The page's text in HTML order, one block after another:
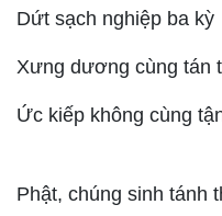
Dứt sạch nghiệp ba kỳ
Xưng dương cùng tán
Ức kiếp không cùng
Phật, chúng sinh tánh